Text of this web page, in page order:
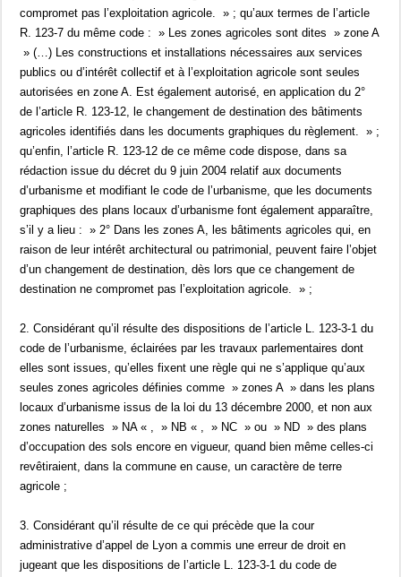
compromet pas l’exploitation agricole. » ; qu’aux termes de l’article
R. 123-7 du même code : » Les zones agricoles sont dites » zone A
» (…) Les constructions et installations nécessaires aux services
publics ou d’intérêt collectif et à l’exploitation agricole sont seules
autorisées en zone A. Est également autorisé, en application du 2°
de l’article R. 123-12, le changement de destination des bâtiments
agricoles identifiés dans les documents graphiques du règlement. » ;
qu’enfin, l’article R. 123-12 de ce même code dispose, dans sa
rédaction issue du décret du 9 juin 2004 relatif aux documents
d’urbanisme et modifiant le code de l’urbanisme, que les documents
graphiques des plans locaux d’urbanisme font également apparaître,
s’il y a lieu : » 2° Dans les zones A, les bâtiments agricoles qui, en
raison de leur intérêt architectural ou patrimonial, peuvent faire l’objet
d’un changement de destination, dès lors que ce changement de
destination ne compromet pas l’exploitation agricole. » ;
2. Considérant qu’il résulte des dispositions de l’article L. 123-3-1 du
code de l’urbanisme, éclairées par les travaux parlementaires dont
elles sont issues, qu’elles fixent une règle qui ne s’applique qu’aux
seules zones agricoles définies comme » zones A » dans les plans
locaux d’urbanisme issus de la loi du 13 décembre 2000, et non aux
zones naturelles » NA « , » NB « , » NC » ou » ND » des plans
d’occupation des sols encore en vigueur, quand bien même celles-ci
revêtiraient, dans la commune en cause, un caractère de terre
agricole ;
3. Considérant qu’il résulte de ce qui précède que la cour
administrative d’appel de Lyon a commis une erreur de droit en
jugeant que les dispositions de l’article L. 123-3-1 du code de